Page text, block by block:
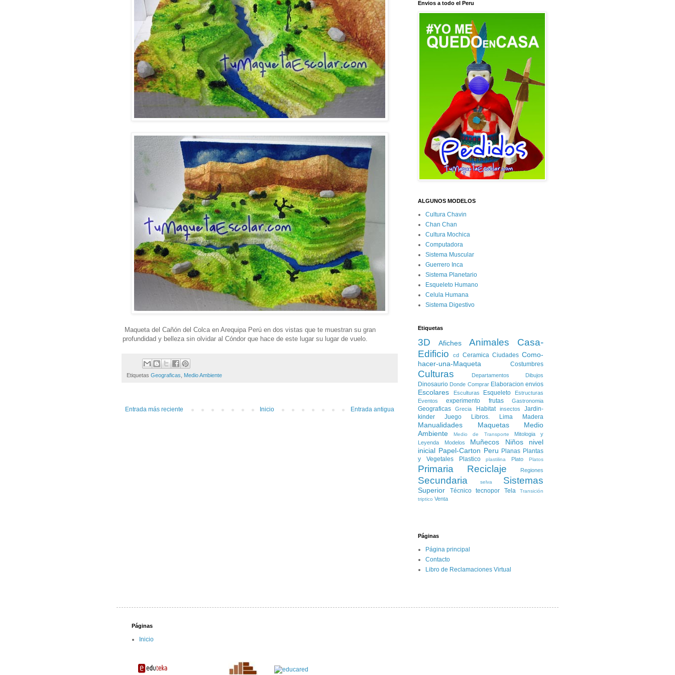
Maqueta del Cañón del Colca en Arequipa Perú en dos vistas que te muestran su gran
profundidad y belleza sin olvidar al Cóndor que hace de este lugar su lugar de vuelo.
Etiquetas Geograficas, Medio Ambiente
Entrada más reciente Entrada antigua
Inicio
Envios a todo el Peru
ALGUNOS MODELOS
Cultura Chavin
Chan Chan
Cultura Mochica
Computadora
Sistema Muscular
Guerrero Inca
Sistema Planetario
Esqueleto Humano
Celula Humana
Sistema Digestivo
Etiquetas
3D Afiches Animales
Casa-
Edificio
cd Ceramica Ciudades Como-
hacer-una-Maqueta
Costumbres
Culturas Departamentos Dibujos
Dinosaurio Donde Comprar Elaboracion envios
Escolares Esculturas Esqueleto
Estructuras
Eventos
experimento frutas Gastronomia
Geograficas Grecia Habitat insectos
Jardin-
kinder
Juego Libros. Lima Madera
Manualidades Maquetas
Medio
Ambiente
Medio de Transporte
Mitologia y
Leyenda
Modelos Muñecos Niños
nivel
inicial Papel-Carton Peru Planas Plantas
y Vegetales
Plastico plastilina Plato Platos
Primaria Reciclaje Regiones
Secundaria selva Sistemas
Superior Técnico tecnopor Tela
Transición
triptico Venta
Páginas
Página principal
Contacto
Libro de Reclamaciones Virtual
Páginas
Inicio